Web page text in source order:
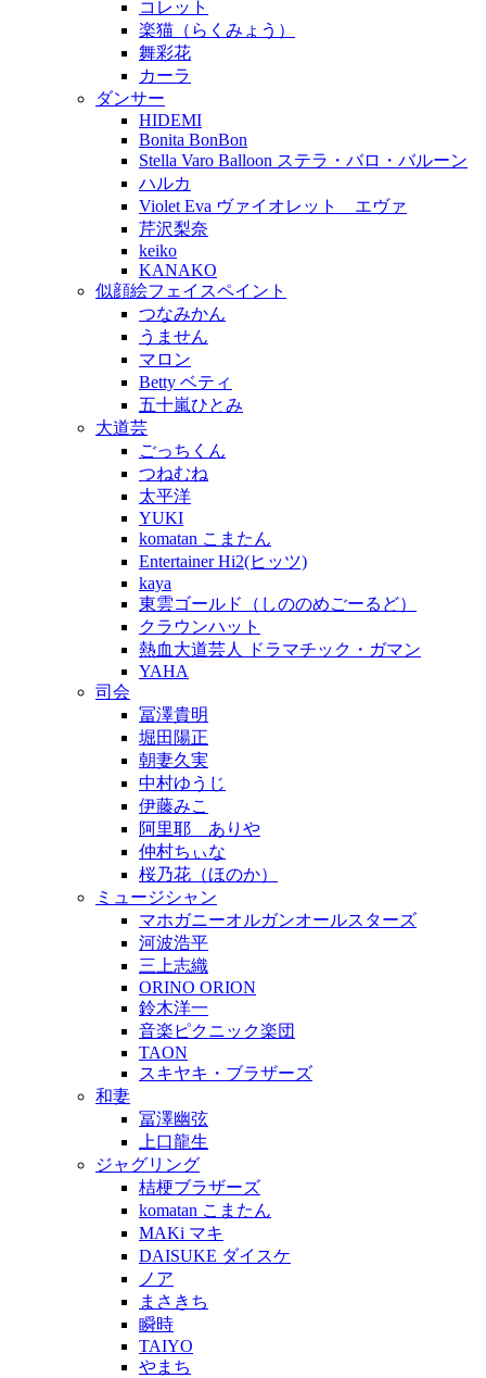
コレット
楽猫（らくみょう）
舞彩花
カーラ
ダンサー
HIDEMI
Bonita BonBon
Stella Varo Balloon ステラ・バロ・バルーン
ハルカ
Violet Eva ヴァイオレット エヴァ
芹沢梨奈
keiko
KANAKO
似顔絵フェイスペイント
つなみかん
うません
マロン
Betty ベティ
五十嵐ひとみ
大道芸
ごっちくん
つねむね
太平洋
YUKI
komatan こまたん
Entertainer Hi2(ヒッツ)
kaya
東雲ゴールド（しののめごーるど）
クラウンハット
熱血大道芸人 ドラマチック・ガマン
YAHA
司会
冨澤貴明
堀田陽正
朝妻久実
中村ゆうじ
伊藤みこ
阿里耶 ありや
仲村ちぃな
桜乃花（ほのか）
ミュージシャン
マホガニーオルガンオールスターズ
河波浩平
三上志織
ORINO ORION
鈴木洋一
音楽ピクニック楽団
TAON
スキヤキ・ブラザーズ
和妻
冨澤幽弦
上口龍生
ジャグリング
桔梗ブラザーズ
komatan こまたん
MAKi マキ
DAISUKE ダイスケ
ノア
まさきち
瞬時
TAIYO
やまち